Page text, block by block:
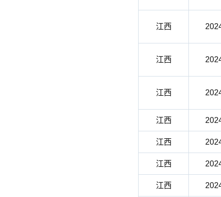
江西
江西
江西
江西
江西
江西
江西